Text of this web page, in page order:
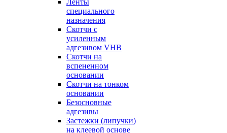
Ленты
специального
назначения
Скотчи с
усиленным
адгезивом VHB
Скотчи на
вспененном
основании
Скотчи на тонком
основании
Безосновные
адгезивы
Застежки (липучки)
на клеевой основе